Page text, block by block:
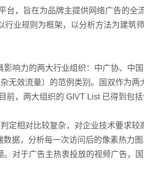
台，旨在为品牌主提供网络广告的全
业规则为框架，以分析方法为建筑
响力的两大行业组织：中广协、中
无效流量）的范例类别。国双作为两
，两大组织的 GIVT List 已得到包括
定相对比较复杂，对企业技术要求较
据，分析每一次访问后的像素热力
对于广告主热衷投放的视频广告，